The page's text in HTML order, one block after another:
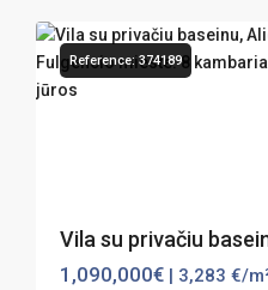
Reference: 374189
Vila su privačiu
1,090,000€ | 3,283 €/